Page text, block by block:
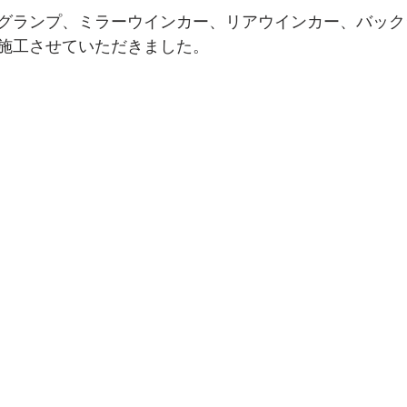
ランプ、ミラーウインカー、リアウインカー、バッ
工させていただきました。